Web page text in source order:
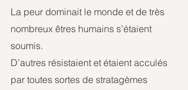
La peur dominait le monde et de très
nombreux êtres humains s’étaient
soumis.
D’autres résistaient et étaient acculés
par toutes sortes de stratagèmes